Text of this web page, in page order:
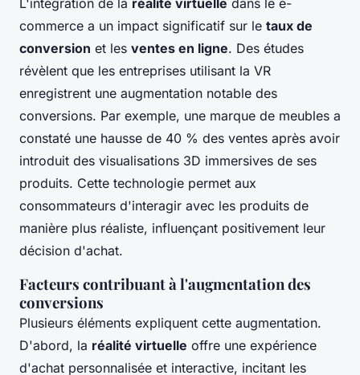
L'intégration de la réalité virtuelle dans le e-
commerce a un impact significatif sur le taux de
conversion et les ventes en ligne. Des études
révèlent que les entreprises utilisant la VR
enregistrent une augmentation notable des
conversions. Par exemple, une marque de meubles a
constaté une hausse de 40 % des ventes après avoir
introduit des visualisations 3D immersives de ses
produits. Cette technologie permet aux
consommateurs d'interagir avec les produits de
manière plus réaliste, influençant positivement leur
décision d'achat.
Facteurs contribuant à l'augmentation des
conversions
Plusieurs éléments expliquent cette augmentation.
D'abord, la réalité virtuelle offre une expérience
d'achat personnalisée et interactive, incitant les